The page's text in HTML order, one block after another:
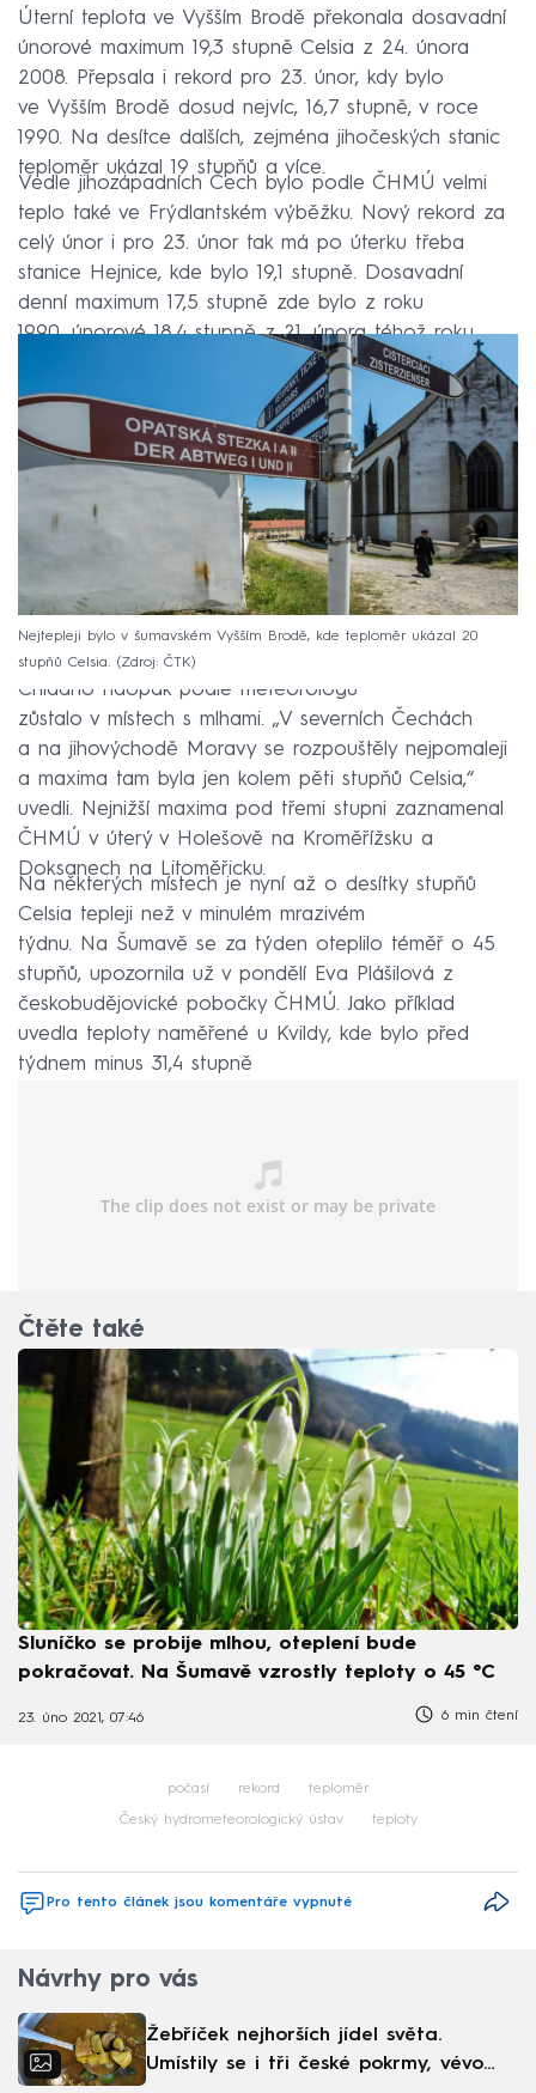
Úterní teplota ve Vyšším Brodě překonala dosavadní
únorové maximum 19,3 stupně Celsia z 24. února
2008. Přepsala i rekord pro 23. únor, kdy bylo
ve Vyšším Brodě dosud nejvíc, 16,7 stupně, v roce
1990. Na desítce dalších, zejména jihočeských stanic
teploměr ukázal 19 stupňů a více.
Vedle jihozápadních Čech bylo podle ČHMÚ velmi
teplo také ve Frýdlantském výběžku. Nový rekord za
celý únor i pro 23. únor tak má po úterku třeba
stanice Hejnice, kde bylo 19,1 stupně. Dosavadní
denní maximum 17,5 stupně zde bylo z roku
1990, únorové 18,4 stupně z 21. února téhož roku.
Nejtepleji bylo v šumavském Vyšším Brodě, kde teploměr ukázal 20
stupňů Celsia.
Zdroj: ČTK
Chladno naopak podle meteorologů
zůstalo v místech s mlhami. „V severních Čechách
a na jihovýchodě Moravy se rozpouštěly nejpomaleji
a maxima tam byla jen kolem pěti stupňů Celsia,“
uvedli. Nejnižší maxima pod třemi stupni zaznamenal
ČHMÚ v úterý v Holešově na Kroměřížsku a
Doksanech na Litoměřicku.
Na některých místech je nyní až o desítky stupňů
Celsia tepleji než v minulém mrazivém
týdnu. Na Šumavě se za týden oteplilo téměř o 45
stupňů, upozornila už v pondělí Eva Plášilová z
českobudějovické pobočky ČHMÚ. Jako příklad
uvedla teploty naměřené u Kvildy, kde bylo před
týdnem minus 31,4 stupně
Čtěte také
Sluníčko se probije mlhou, oteplení bude
pokračovat. Na Šumavě vzrostly teploty o 45 °C
23. úno 2021, 07:46 6 min čtení
počasí rekord teploměr
Český hydrometeorologický ústav teploty
Pro tento článek jsou komentáře vypnuté
Návrhy pro vás
Žebříček nejhorších jídel světa.
Umístily se i tři české pokrmy, vévodí